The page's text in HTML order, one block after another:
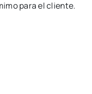
para el cliente.